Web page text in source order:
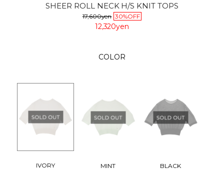
SHEER ROLL NECK H/S KNIT TOPS
17,600yen 30%OFF
12,320yen
COLOR
IVORY MINT BLACK